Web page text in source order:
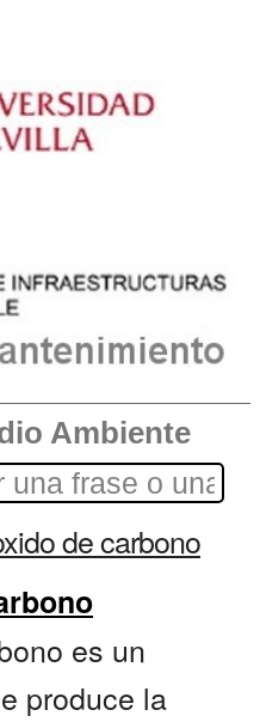
Ambiente
de carbono
es un
produce la